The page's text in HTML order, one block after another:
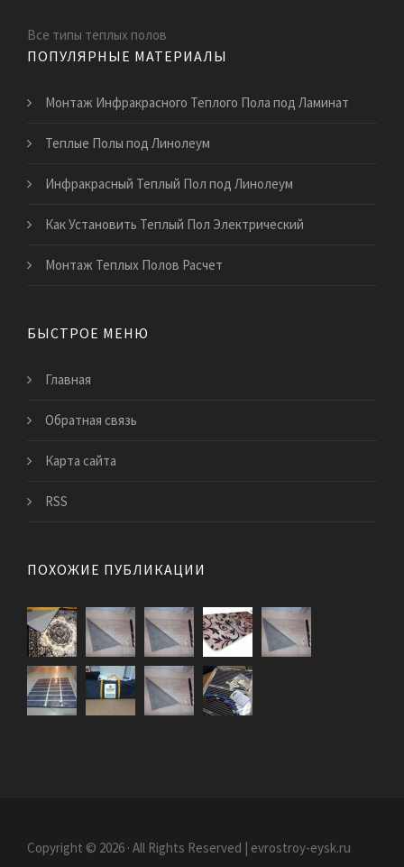
Все типы теплых полов
ПОПУЛЯРНЫЕ МАТЕРИАЛЫ
Монтаж Инфракрасного Теплого Пола под Ламинат
Теплые Полы под Линолеум
Инфракрасный Теплый Пол под Линолеум
Как Установить Теплый Пол Электрический
Монтаж Теплых Полов Расчет
БЫСТРОЕ МЕНЮ
Главная
Обратная связь
Карта сайта
RSS
ПОХОЖИЕ ПУБЛИКАЦИИ
Copyright © 2026 · All Rights Reserved | evrostroy-eysk.ru